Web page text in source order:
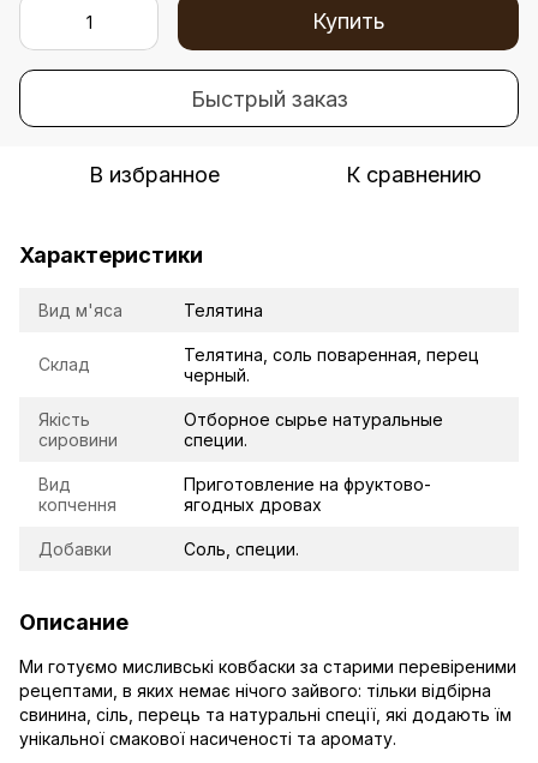
Купить
Быстрый заказ
В избранное К сравнению
Характеристики
Вид м'яса Телятина
Склад
Телятина, соль поваренная, перец
черный.
Якість
сировини
Отборное сырье натуральные
специи.
Вид
копчення
Приготовление на фруктово-
ягодных дровах
Добавки Соль, специи.
Описание
Ми готуємо мисливські ковбаски за старими перевіреними
рецептами, в яких немає нічого зайвого: тільки відбірна
свинина, сіль, перець та натуральні спеції, які додають їм
унікальної смакової насиченості та аромату.